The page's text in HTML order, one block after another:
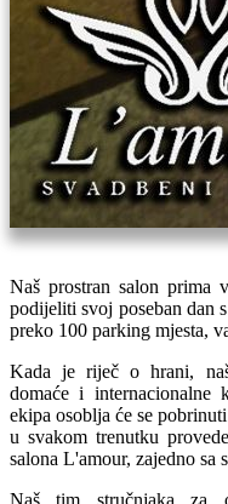
Naš prostran salon prima
podijeliti svoj poseban dan
preko 100 parking mjesta,
Kada je riječ o hrani,
domaće i internacionalne
ekipa osoblja će se
u svakom trenutku
salona L'amour, zajedno sa
Naš tim stručnjaka za